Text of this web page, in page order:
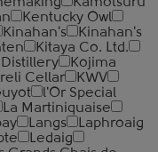
Kentucky Owl
Kinahan's
Kinahan's
Kitaya Co. Ltd.
Kojima
Cellar
KWV
l'Or Special
La Martiniquaise
Langs
Laphroaig
Ledaig